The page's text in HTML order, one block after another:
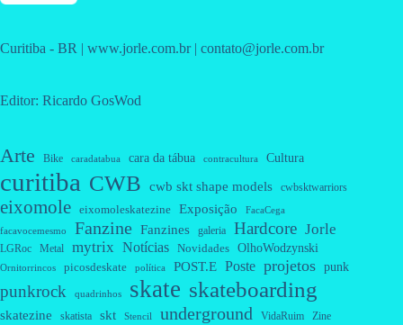
Curitiba - BR | www.jorle.com.br | contato@jorle.com.br
Editor: Ricardo GosWod
Arte Bike caradatabua cara da tábua contracultura Cultura
curitiba CWB cwb skt shape models cwbsktwarriors
eixomole eixomoleskatezine Exposição FacaCega
facavocemesmo Fanzine Fanzines galeria Hardcore Jorle
LGRoc Metal mytrix Notícias Novidades OlhoWodzynski
Ornitorrincos picosdeskate política POST.E Poste projetos punk
punkrock quadrinhos skate skateboarding
skatezine skatista skt Stencil underground VidaRuim Zine